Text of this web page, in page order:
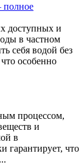
полное
доступных и
в частном
себя водой без
особенно
процессом,
и
в
гарантирует, что